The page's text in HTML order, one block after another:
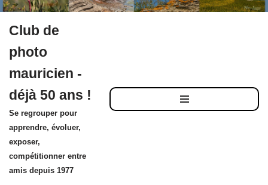
au
contenu
Club de
photo
mauricien -
déjà 50 ans !
Se regrouper pour
apprendre, évoluer,
exposer,
compétitionner entre
amis depuis 1977